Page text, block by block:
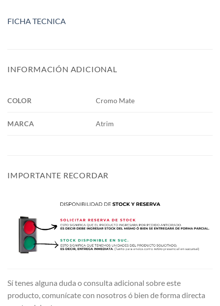
FICHA TECNICA
INFORMACIÓN ADICIONAL
COLOR Cromo Mate
MARCA Atrim
IMPORTANTE RECORDAR
Sí tenes alguna duda o consulta adicional sobre este
producto, comunícate con nosotros ó bien de forma directa